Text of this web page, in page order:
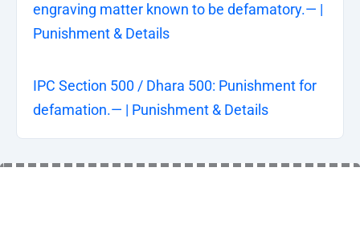
engraving matter known to be defamatory.— |
Punishment & Details
IPC Section 500 / Dhara 500: Punishment for
defamation.— | Punishment & Details